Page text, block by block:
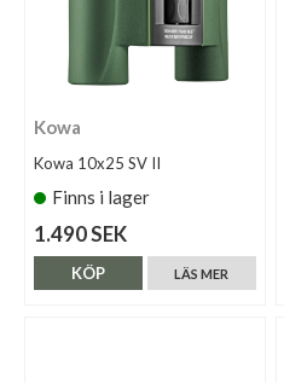
Kowa
Kowa 10x25 SV II
Finns i lager
1.490 SEK
LÄS MER
KÖP